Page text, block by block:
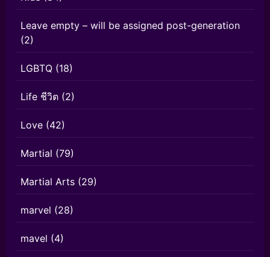
Leave empty – will be assigned post-generation
(2)
LGBTQ (18)
Life ชีวิต (2)
Love (42)
Martial (79)
Martial Arts (29)
marvel (28)
mavel (4)